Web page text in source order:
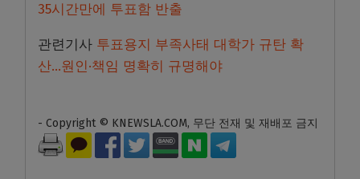
35시간만에 투표함 반출
관련기사 투표용지 부족사태 대학가 규탄 확
산…원인·책임 명확히 규명해야
- Copyright © KNEWSLA.COM, 무단 전재 및 재배포 금지